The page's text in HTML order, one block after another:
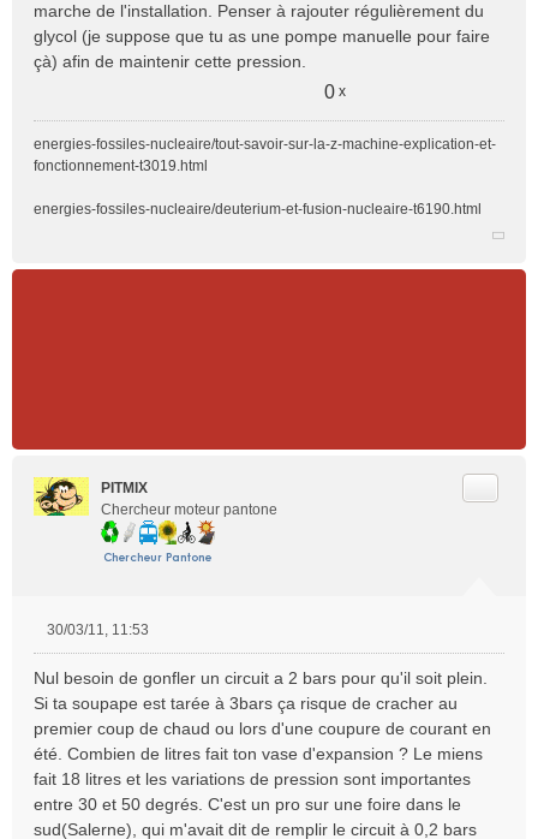
marche de l'installation. Penser à rajouter régulièrement du
glycol (je suppose que tu as une pompe manuelle pour faire
çà) afin de maintenir cette pression.
0 x
energies-fossiles-nucleaire/tout-savoir-sur-la-z-machine-explication-et-
fonctionnement-t3019.html
energies-fossiles-nucleaire/deuterium-et-fusion-nucleaire-t6190.html
PITMIX
Chercheur moteur pantone
s
s
a
g
e
n
30/03/11, 11:53
Nul besoin de gonfler un circuit a 2 bars pour qu'il soit plein.
Si ta soupape est tarée à 3bars ça risque de cracher au
premier coup de chaud ou lors d'une coupure de courant en
été. Combien de litres fait ton vase d'expansion ? Le miens
fait 18 litres et les variations de pression sont importantes
entre 30 et 50 degrés. C'est un pro sur une foire dans le
sud(Salerne), qui m'avait dit de remplir le circuit à 0,2 bars